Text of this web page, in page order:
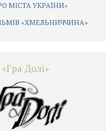
МІСТА УКРАЇНИ»
«ХМЕЛЬНИЧЧИНА»
Долі»